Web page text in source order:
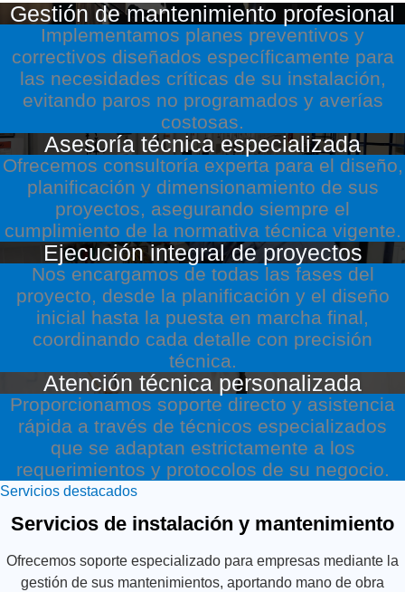
Gestión de mantenimiento profesional
Implementamos planes preventivos y
correctivos diseñados específicamente para
las necesidades críticas de su instalación,
evitando paros no programados y averías
costosas.
Asesoría técnica especializada
Ofrecemos consultoría experta para el diseño,
planificación y dimensionamiento de sus
proyectos, asegurando siempre el
cumplimiento de la normativa técnica vigente.
Ejecución integral de proyectos
Nos encargamos de todas las fases del
proyecto, desde la planificación y el diseño
inicial hasta la puesta en marcha final,
coordinando cada detalle con precisión
técnica.
Atención técnica personalizada
Proporcionamos soporte directo y asistencia
rápida a través de técnicos especializados
que se adaptan estrictamente a los
requerimientos y protocolos de su negocio.
Servicios destacados
Servicios de instalación y mantenimiento
Ofrecemos soporte especializado para empresas mediante la
gestión de sus mantenimientos, aportando mano de obra